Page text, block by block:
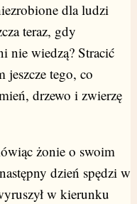
dla ludzi
teraz, gdy
nie wiedzą? Stracić
jeszcze tego, co
drzewo i zwierzę
żonie o swoim
dzień spędzi w
w kierunku